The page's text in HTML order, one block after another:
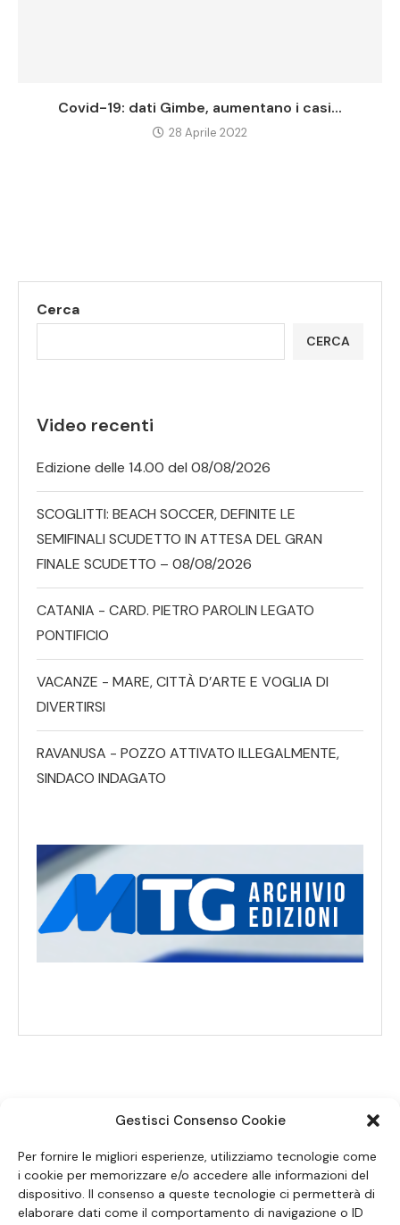
Gestisci Consenso Cookie
Per fornire le migliori esperienze, utilizziamo tecnologie come
i cookie per memorizzare e/o accedere alle informazioni del
dispositivo. Il consenso a queste tecnologie ci permetterà di
elaborare dati come il comportamento di navigazione o ID
Covid-19: dati Gimbe, aumentano i casi...
28 Aprile 2022
Cerca
CERCA
Video recenti
Edizione delle 14.00 del 08/08/2026
SCOGLITTI: BEACH SOCCER, DEFINITE LE
SEMIFINALI SCUDETTO IN ATTESA DEL GRAN
FINALE SCUDETTO – 08/08/2026
CATANIA - CARD. PIETRO PAROLIN LEGATO
PONTIFICIO
VACANZE - MARE, CITTÀ D’ARTE E VOGLIA DI
DIVERTIRSI
RAVANUSA - POZZO ATTIVATO ILLEGALMENTE,
SINDACO INDAGATO
SEGUICI SUI SOCIAL